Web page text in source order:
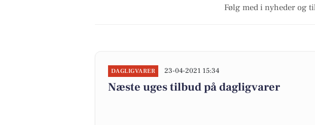
Følg med i nyheder og
DAGLIGVARER 23-04-2021 15:34
Næste uges tilbud på dagligvarer